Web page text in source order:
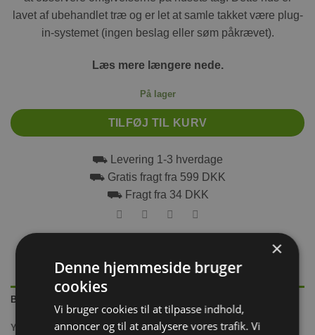
lavet af ubehandlet træ og er let at samle takket være plug-
in-systemet (ingen beslag eller søm påkrævet).
Læs mere længere nede.
På lager
TILFØJ TIL KURV
⛟ Levering 1-3 hverdage
⛟ Gratis fragt fra 599 DKK
⛟ Fragt fra 34 DKK
BESKRIVELSE
YDERLIGERE INFORMATION
×
Denne hjemmeside bruger
cookies
Vi bruger cookies til at tilpasse indhold,
annoncer og til at analysere vores trafik. Vi